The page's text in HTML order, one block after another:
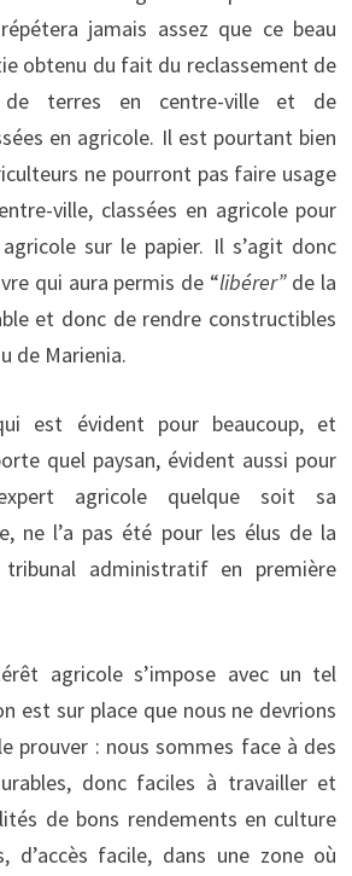
jamais assez que ce beau
obtenu du fait du reclassement de
de terres en centre-ville et de
en agricole. Il est pourtant bien
ne pourront pas faire usage
ville, classées en agricole pour
sur le papier. Il s’agit donc
qui aura permis de “libérer”de la
et donc de rendre constructibles
de Marienia.
est évident pour beaucoup, et
quel paysan, évident aussi pour
agricole quelque soit sa
ne l’a pas été pour les élus de la
administratif en première
agricole s’impose avec un tel
est sur place que nous ne devrions
prouver : nous sommes face à des
donc faciles à travailler et
de bons rendements en culture
d’accès facile, dans une zone où